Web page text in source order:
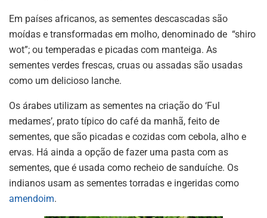
Em países africanos, as sementes descascadas são
moídas e transformadas em molho, denominado de “shiro
wot”; ou temperadas e picadas com manteiga. As
sementes verdes frescas, cruas ou assadas são usadas
como um delicioso lanche.
Os árabes utilizam as sementes na criação do ‘Ful
medames’, prato típico do café da manhã, feito de
sementes, que são picadas e cozidas com cebola, alho e
ervas. Há ainda a opção de fazer uma pasta com as
sementes, que é usada como recheio de sanduíche. Os
indianos usam as sementes torradas e ingeridas como
amendoim.